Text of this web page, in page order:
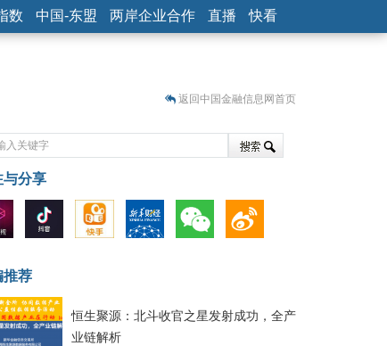
数 中国-东盟 两岸企业合作 直播 快看
返回中国金融信息网首页
与分享
推荐
恒生聚源：北斗收官之星发射成功，全产
业链解析